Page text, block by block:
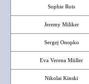
Sophie Rois
Jeremy Miliker
Sergej Onopko
Eva Verena Müller
Nikolai Kinski